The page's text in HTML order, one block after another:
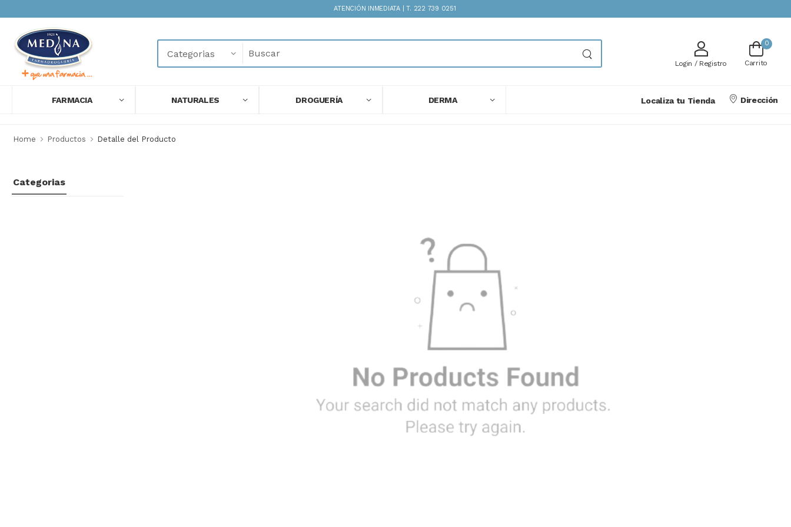
ATENCIÓN INMEDIATA | T. 222 739 0251
Login / Registro
0
Carrito
FARMACIA NATURALES DROGUERÍA DERMA Localiza tu Tienda Dirección
Home Productos Detalle del Producto
Categorias